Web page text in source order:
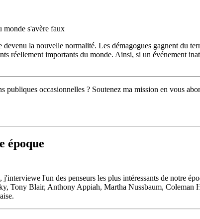
monde s'avère faux
devenu la nouvelle normalité. Les démagogues gagnent du
réellement importants du monde. Ainsi, si un événement
publiques occasionnelles ? Soutenez ma mission en vous
époque
j'interviewe l'un des penseurs les plus intéressants de notre
Tony Blair, Anthony Appiah, Martha Nussbaum, Coleman